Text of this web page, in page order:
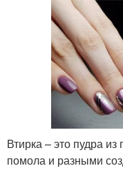
Втирка – это пудра
помола и разными